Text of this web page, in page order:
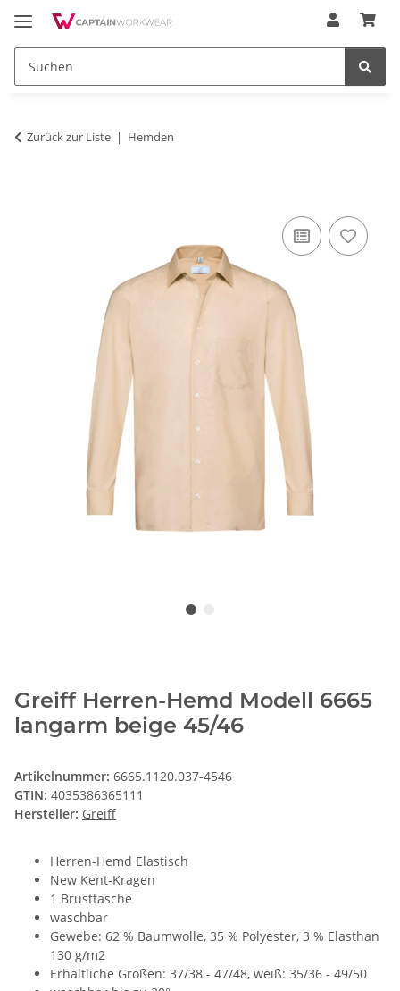
Zurück zur Liste Hemden
Greiff Herren-Hemd Modell 6665
langarm beige 45/46
Artikelnummer: 6665.1120.037-4546
GTIN: 4035386365111
Hersteller: Greiff
Herren-Hemd Elastisch
New Kent-Kragen
1 Brusttasche
waschbar
Gewebe: 62 % Baumwolle, 35 % Polyester, 3 % Elasthan
130 g/m2
Erhältliche Größen: 37/38 - 47/48, weiß: 35/36 - 49/50